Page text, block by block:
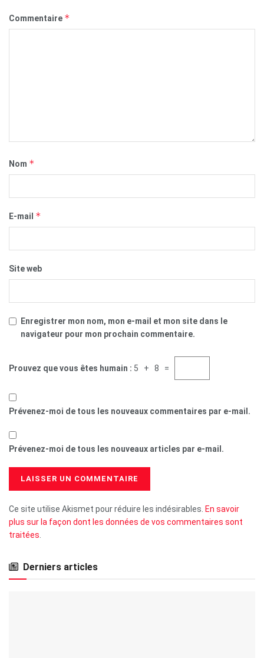
Commentaire *
Nom *
E-mail *
Site web
Enregistrer mon nom, mon e-mail et mon site dans le
navigateur pour mon prochain commentaire.
Prouvez que vous êtes humain : 5 + 8 =
Prévenez-moi de tous les nouveaux commentaires par e-mail.
Prévenez-moi de tous les nouveaux articles par e-mail.
Ce site utilise Akismet pour réduire les indésirables. En savoir
plus sur la façon dont les données de vos commentaires sont
traitées.
Derniers articles